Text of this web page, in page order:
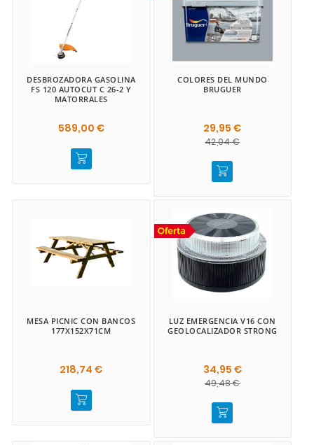
DESBROZADORA GASOLINA
FS 120 AUTOCUT C 26-2 Y
MATORRALES
589,00 €
COLORES DEL MUNDO
BRUGUER
29,95 €
42,04 €
MESA PICNIC CON BANCOS
177X152X71CM
218,74 €
LUZ EMERGENCIA V16 CON
GEOLOCALIZADOR STRONG
34,95 €
49,48 €